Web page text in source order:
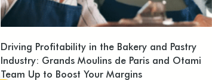
Driving Profitability in the Bakery and Pastry
Industry: Grands Moulins de Paris and Otami
Team Up to Boost Your Margins